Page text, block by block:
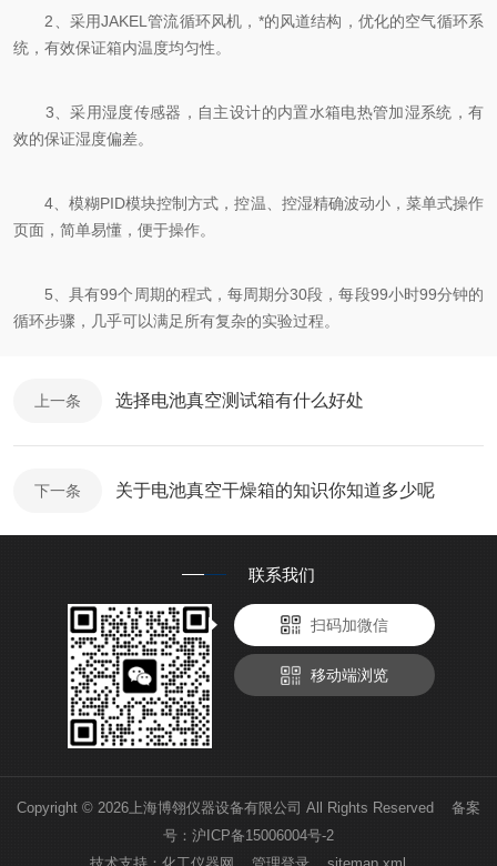
2、采用JAKEL管流循环风机，*的风道结构，优化的空气循环系
统，有效保证箱内温度均匀性。
3、采用湿度传感器，自主设计的内置水箱电热管加湿系统，有
效的保证湿度偏差。
4、模糊PID模块控制方式，控温、控湿精确波动小，菜单式操作
页面，简单易懂，便于操作。
5、具有99个周期的程式，每周期分30段，每段99小时99分钟的
循环步骤，几乎可以满足所有复杂的实验过程。
上一条 选择电池真空测试箱有什么好处
下一条 关于电池真空干燥箱的知识你知道多少呢
联系我们
扫码加微信
移动端浏览
Copyright © 2026上海博翎仪器设备有限公司 All Rights Reserved 备案
号： 沪ICP备15006004号-2